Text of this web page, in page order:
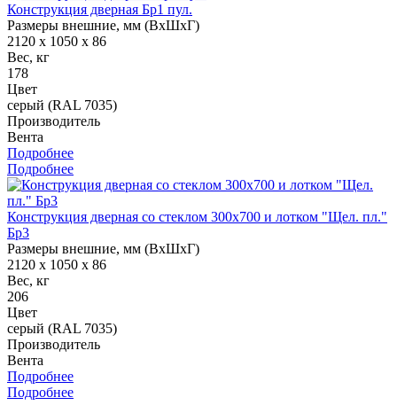
Конструкция дверная Бр1 пул.
Размеры внешние, мм (ВхШхГ)
2120 x 1050 x 86
Вес, кг
178
Цвет
серый (RAL 7035)
Производитель
Вента
Подробнее
Подробнее
Конструкция дверная со стеклом 300х700 и лотком "Щел. пл."
Бр3
Размеры внешние, мм (ВхШхГ)
2120 x 1050 x 86
Вес, кг
206
Цвет
серый (RAL 7035)
Производитель
Вента
Подробнее
Подробнее